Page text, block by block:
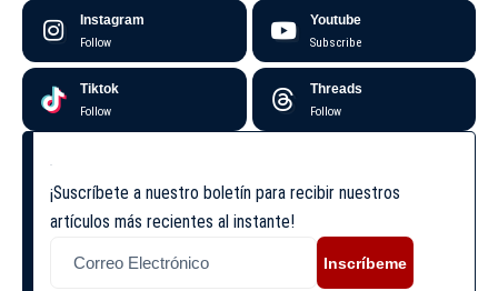
Instagram
Follow
Youtube
Subscribe
Tiktok
Follow
Threads
Follow
¡Suscríbete a nuestro boletín para recibir nuestros
artículos más recientes al instante!
Inscríbeme